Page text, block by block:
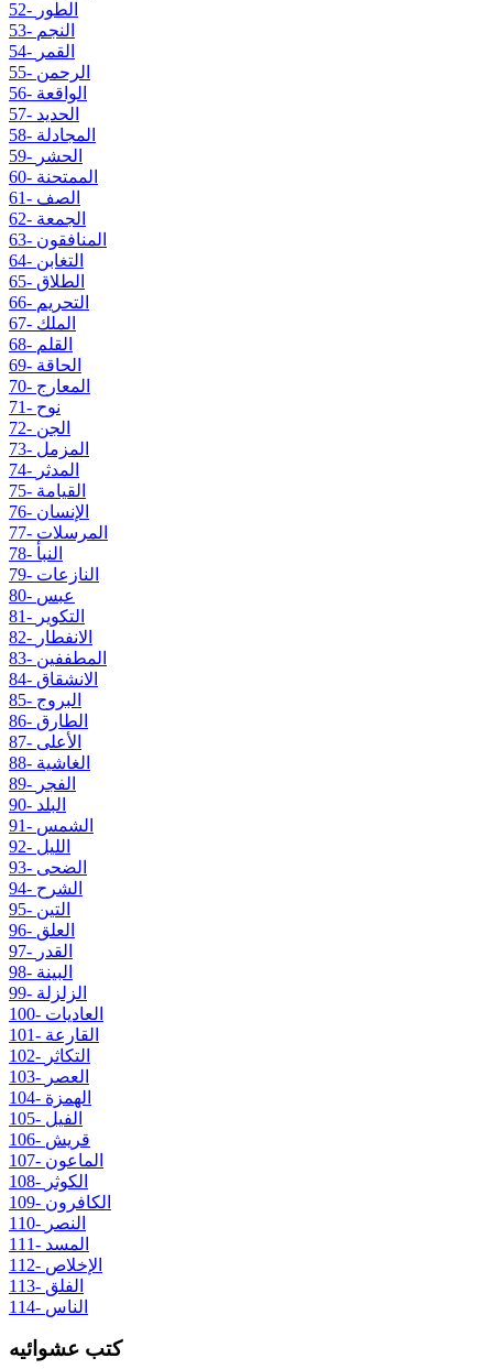
52- الطور
53- النجم
54- القمر
55- الرحمن
56- الواقعة
57- الحديد
58- المجادلة
59- الحشر
60- الممتحنة
61- الصف
62- الجمعة
63- المنافقون
64- التغابن
65- الطلاق
66- التحريم
67- الملك
68- القلم
69- الحاقة
70- المعارج
71- نوح
72- الجن
73- المزمل
74- المدثر
75- القيامة
76- الإنسان
77- المرسلات
78- النبأ
79- النازعات
80- عبس
81- التكوير
82- الانفطار
83- المطففين
84- الانشقاق
85- البروج
86- الطارق
87- الأعلى
88- الغاشية
89- الفجر
90- البلد
91- الشمس
92- الليل
93- الضحى
94- الشرح
95- التين
96- العلق
97- القدر
98- البينة
99- الزلزلة
100- العاديات
101- القارعة
102- التكاثر
103- العصر
104- الهمزة
105- الفيل
106- قريش
107- الماعون
108- الكوثر
109- الكافرون
110- النصر
111- المسد
112- الإخلاص
113- الفلق
114- الناس
كتب عشوائيه